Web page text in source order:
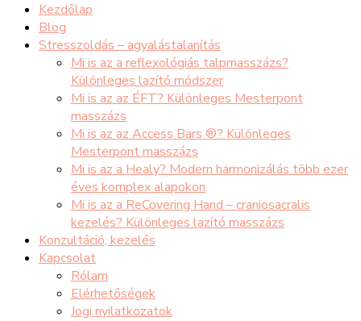
Kezdőlap
Blog
Stresszoldás – agyalástalanítás
Mi is az a reflexológiás talpmasszázs?
Különleges lazító módszer
Mi is az az ÉFT? Különleges Mesterpont
masszázs
Mi is az az Access Bars ®? Különleges
Mesterpont masszázs
Mi is az a Healy? Modern harmonizálás több ezer
éves komplex alapokon
Mi is az a ReCovering Hand – craniosacralis
kezelés? Különleges lazító masszázs
Konzultáció, kezelés
Kapcsolat
Rólam
Elérhetőségek
Jogi nyilatkozatok